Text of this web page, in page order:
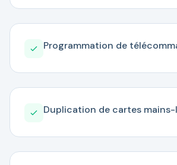
Programmation de
Duplication de cartes